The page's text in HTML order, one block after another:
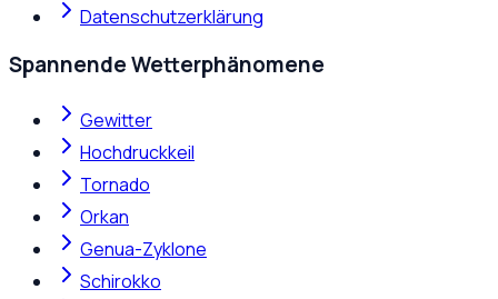
Datenschutzerklärung
Spannende Wetterphänomene
Gewitter
Hochdruckkeil
Tornado
Orkan
Genua-Zyklone
Schirokko